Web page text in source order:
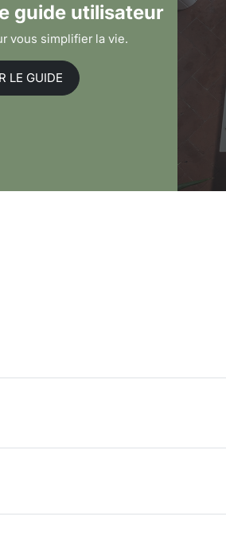
guide utilisateur
vous simplifier la vie.
LE GUIDE